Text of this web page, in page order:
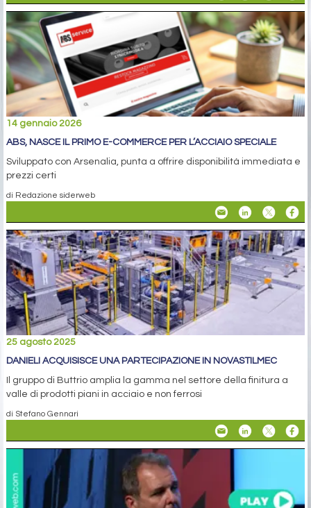
14 gennaio 2026
ABS, NASCE IL PRIMO E-COMMERCE PER L’ACCIAIO SPECIALE
Sviluppato con Arsenalia, punta a offrire disponibilità immediata e
prezzi certi
di Redazione siderweb
25 agosto 2025
DANIELI ACQUISISCE UNA PARTECIPAZIONE IN NOVASTILMEC
Il gruppo di Buttrio amplia la gamma nel settore della finitura a
valle di prodotti piani in acciaio e non ferrosi
di Stefano Gennari